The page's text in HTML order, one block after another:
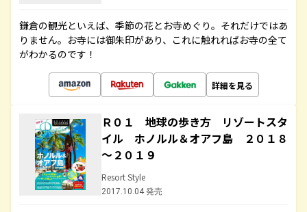
鎌倉の観光といえば、季節の花とお寺めぐり。それだけではあ
りません。お寺には御朱印があり、これに触れればお寺の全て
がわかるのです！
詳細を見る
Ｒ０１ 地球の歩き方 リゾートスタ
イル ホノルル＆オアフ島 ２０１８
～２０１９
Resort Style
2017.10.04 発売